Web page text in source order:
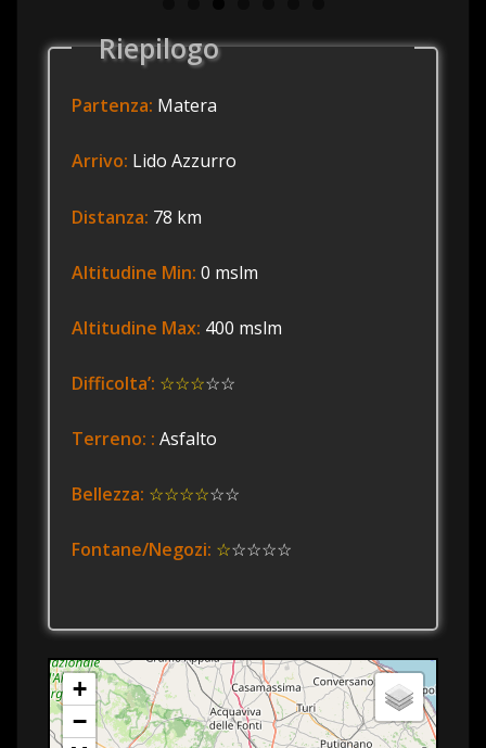
Riepilogo
Partenza: Matera
Arrivo: Lido Azzurro
Distanza: 78 km
Altitudine Min: 0 mslm
Altitudine Max: 400 mslm
Difficolta’: ☆☆☆☆☆
Terreno: : Asfalto
Bellezza: ☆☆☆☆☆☆
Fontane/Negozi: ☆☆☆☆☆
+
−